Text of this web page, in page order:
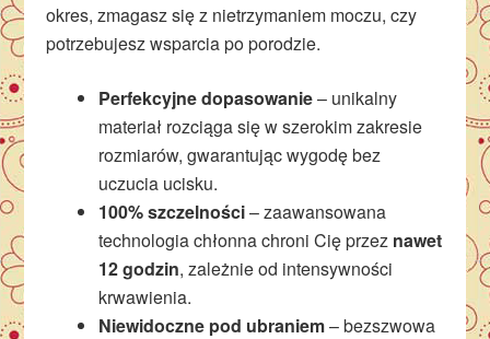
okres, zmagasz się z nietrzymaniem moczu, czy
potrzebujesz wsparcia po porodzie.
Perfekcyjne dopasowanie– unikalny
materiał rozciąga się w szerokim zakresie
rozmiarów, gwarantując wygodę bez
uczucia ucisku.
100% szczelności– zaawansowana
technologia chłonna chroni Cię przez nawet
12 godzin, zależnie od intensywności
krwawienia.
Niewidoczne pod ubraniem– bezszwowa